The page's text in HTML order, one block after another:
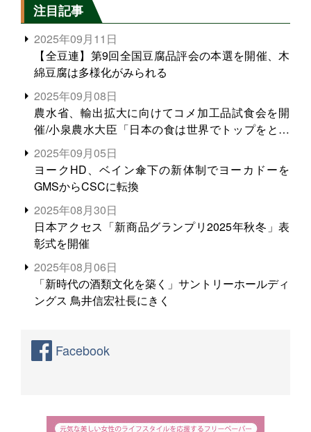
注目記事
2025年09月11日
【全豆連】第9回全国豆腐品評会の本選を開催、木
綿豆腐は多様化がみられる
2025年09月08日
農水省、輸出拡大に向けてコメ加工品試食会を開
催/小泉農水大臣「日本の食は世界でトップをとれ
る。米増産に向けて、米輸出需要の拡大を」
2025年09月05日
ヨークHD、ベイン傘下の新体制でヨーカドーを
GMSからCSCに転換
2025年08月30日
日本アクセス「新商品グランプリ2025年秋冬」表
彰式を開催
2025年08月06日
「新時代の酒類文化を築く」サントリーホールディ
ングス 鳥井信宏社長にきく
Facebook